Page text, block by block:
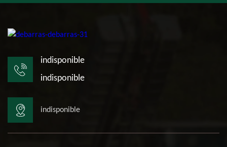
indisponible
indisponible
indisponible